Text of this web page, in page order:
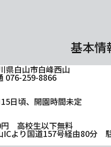
基本情
白山市白峰西山
076-259-8866
日頃、開園時間未定
高校生以下無料
ICより国道157号経由80分